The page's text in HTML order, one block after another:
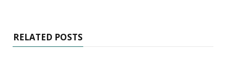
RELATED POSTS